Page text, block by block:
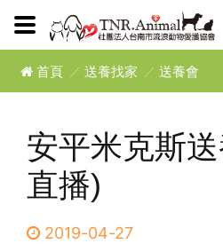
首頁 送養找家 送養會
安平米克斯
直播)
2019-04-27